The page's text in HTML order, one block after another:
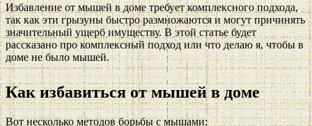
Избавление от мышей в доме требует комплексного подхода,
так как эти грызуны быстро размножаются и могут причинять
значительный ущерб имуществу. В этой статье будет
рассказано про комплексный подход или что делаю я, чтобы в
доме не было мышей.
Как избавиться от мышей в доме
Вот несколько методов борьбы с мышами: